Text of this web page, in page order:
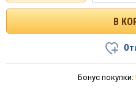
Бонус покупки: